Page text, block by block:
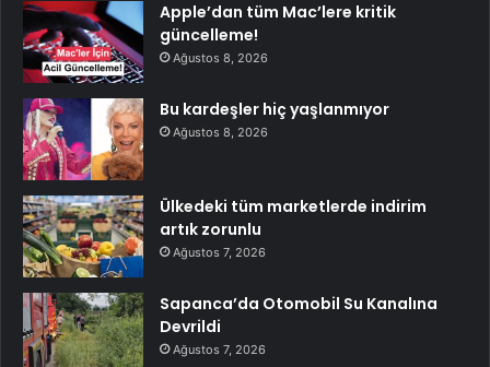
Apple’dan tüm Mac’lere kritik
güncelleme!
Ağustos 8, 2026
Bu kardeşler hiç yaşlanmıyor
Ağustos 8, 2026
Ülkedeki tüm marketlerde indirim
artık zorunlu
Ağustos 7, 2026
Sapanca’da Otomobil Su Kanalına
Devrildi
Ağustos 7, 2026